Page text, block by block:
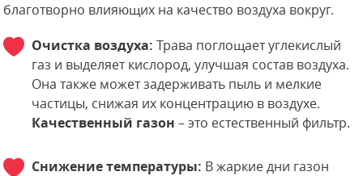
благотворно влияющих на качество воздуха вокруг.
Очистка воздуха: Трава поглощает углекислый
газ и выделяет кислород, улучшая состав воздуха.
Она также может задерживать пыль и мелкие
частицы, снижая их концентрацию в воздухе.
Качественный газон – это естественный фильтр.
Снижение температуры: В жаркие дни газон